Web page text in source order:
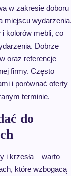
w zakresie doboru
miejscu
kolorów mebli, co
Dobrze
oraz referencje
firmy. Często
i porównać oferty
terminie.
do
i krzesła – warto
które wzbogacą